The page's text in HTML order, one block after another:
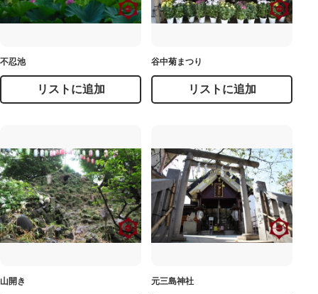
不忍池
リストに追加
谷中菊まつり
リストに追加
山開き 元三島神社